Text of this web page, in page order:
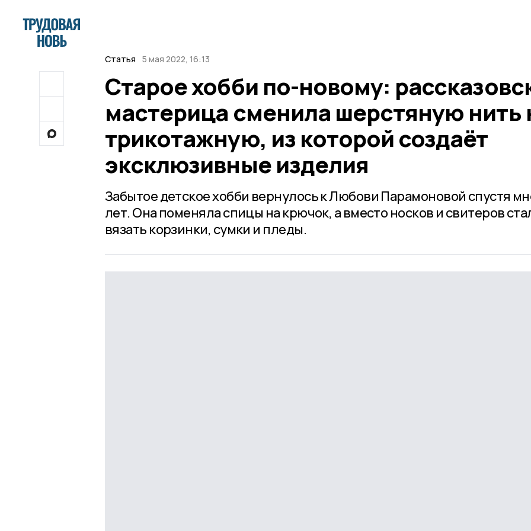
Статья 5 мая 2022, 16:13
Старое хобби по-новому:
мастерица сменила шерстяную нить
трикотажную, из которой создаёт
эксклюзивные изделия
Забытое детское хобби вернулось к Любови Парамоновой спустя
лет. Она поменяла спицы на крючок, а вместо носков и свитеров
вязать корзинки, сумки и пледы.